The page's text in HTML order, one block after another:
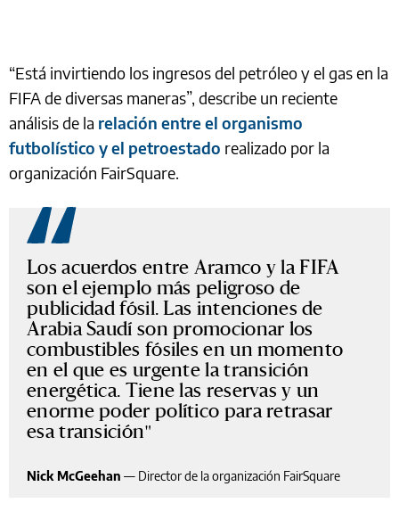
“Está invirtiendo los ingresos del petróleo y el gas en la
FIFA de diversas maneras”, describe un reciente
análisis de la relación entre el organismo
futbolístico y el petroestado realizado por la
organización FairSquare.
Los acuerdos entre Aramco y la FIFA
son el ejemplo más peligroso de
publicidad fósil. Las intenciones de
Arabia Saudí son promocionar los
combustibles fósiles en un momento
en el que es urgente la transición
energética. Tiene las reservas y un
enorme poder político para retrasar
esa transición
Nick McGeehan — Director de la organización FairSquare